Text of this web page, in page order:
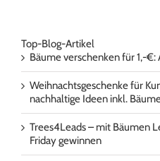
Top-Blog-Artikel
Bäume verschenken für 1,-
Weihnachtsgeschenke für
nachhaltige Ideen inkl.
Trees4Leads – mit Bäumen
Friday gewinnen